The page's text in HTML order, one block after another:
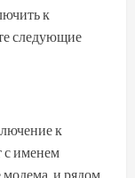
к
следующие
к
с именем
и рядом